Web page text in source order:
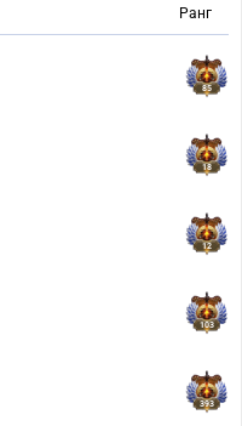
Ранг
85
18
12
103
393